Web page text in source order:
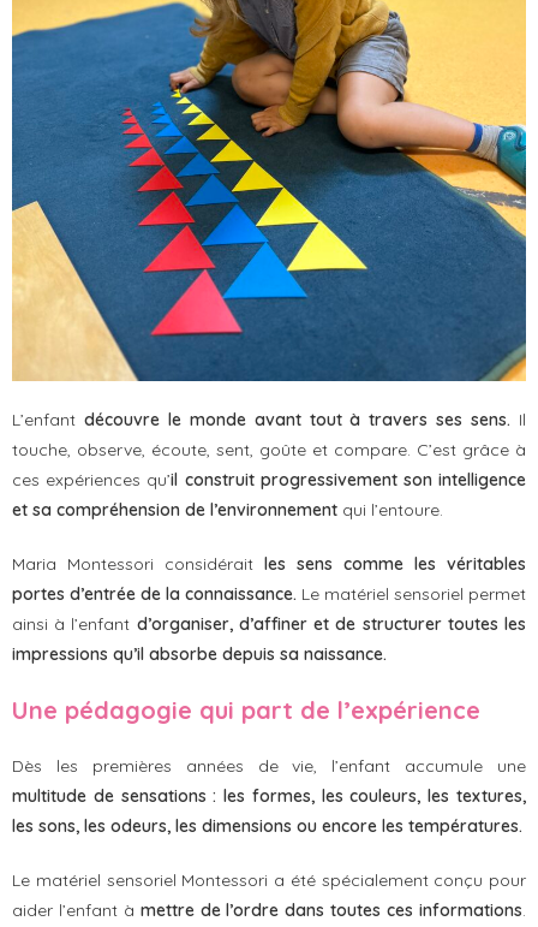
L’enfant découvre le monde avant tout à travers ses sens. Il
touche, observe, écoute, sent, goûte et compare. C’est grâce à
ces expériences qu’il construit progressivement son intelligence
et sa compréhension de l’environnement qui l’entoure.
Maria Montessori considérait les sens comme les véritables
portes d’entrée de la connaissance. Le matériel sensoriel permet
ainsi à l’enfant d’organiser, d’affiner et de structurer toutes les
impressions qu’il absorbe depuis sa naissance.
Une pédagogie qui part de l’expérience
Dès les premières années de vie, l’enfant accumule une
multitude de sensations : les formes, les couleurs, les textures,
les sons, les odeurs, les dimensions ou encore les températures.
Le matériel sensoriel Montessori a été spécialement conçu pour
aider l’enfant à mettre de l’ordre dans toutes ces informations.